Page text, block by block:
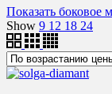
Показать боковое
Show 9 12 18 24